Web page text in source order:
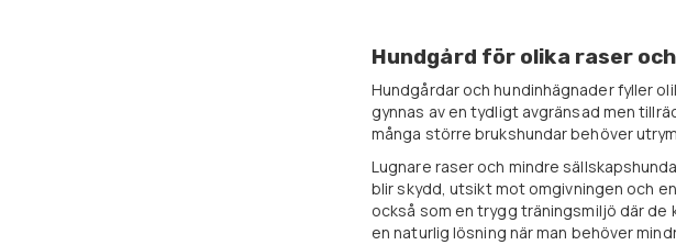
Hundgård för olika raser
Hundgårdar och hundinhägnader fyller
gynnas av en tydligt avgränsad men
många större brukshundar behöver
Lugnare raser och mindre
blir skydd, utsikt mot omgivningen och
också som en trygg träningsmiljö där
en naturlig lösning när man behöver